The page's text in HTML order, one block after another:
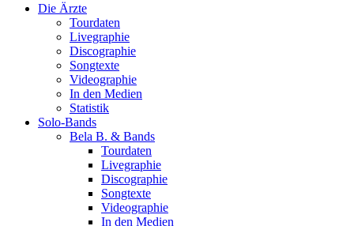
Die Ärzte
Tourdaten
Livegraphie
Discographie
Songtexte
Videographie
In den Medien
Statistik
Solo-Bands
Bela B. & Bands
Tourdaten
Livegraphie
Discographie
Songtexte
Videographie
In den Medien